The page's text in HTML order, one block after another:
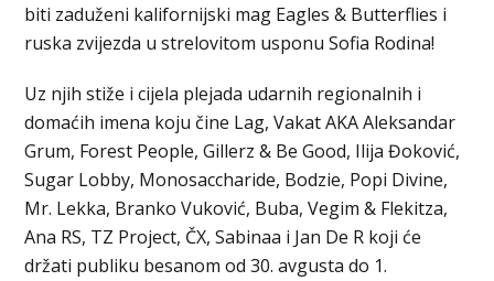
biti zaduženi kalifornijski mag Eagles & Butterflies i
ruska zvijezda u strelovitom usponu Sofia Rodina!
Uz njih stiže i cijela plejada udarnih regionalnih i
domaćih imena koju čine Lag, Vakat AKA Aleksandar
Grum, Forest People, Gillerz & Be Good, Ilija Đoković,
Sugar Lobby, Monosaccharide, Bodzie, Popi Divine,
Mr. Lekka, Branko Vuković, Buba, Vegim & Flekitza,
Ana RS, TZ Project, ČX, Sabinaa i Jan De R koji će
držati publiku besanom od 30. avgusta do 1.